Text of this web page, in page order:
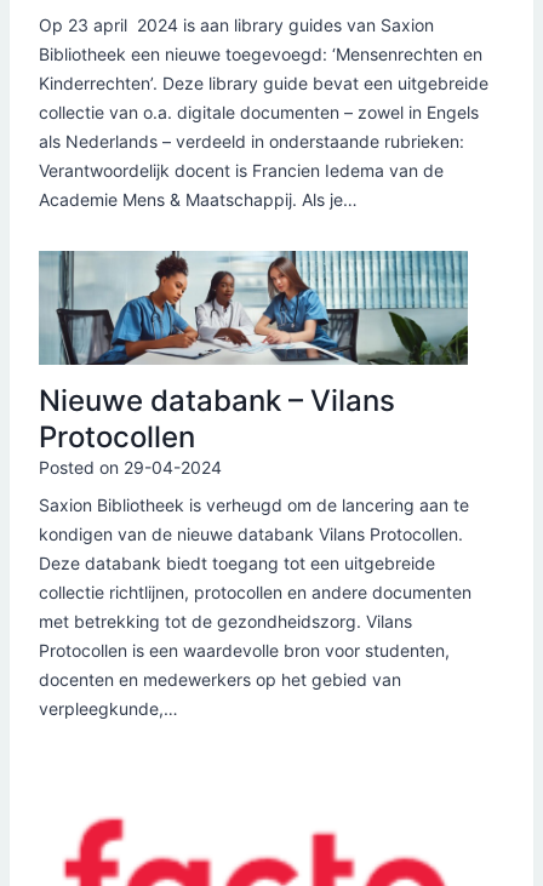
Op 23 april 2024 is aan library guides van Saxion
Bibliotheek een nieuwe toegevoegd: ‘Mensenrechten en
Kinderrechten’. Deze library guide bevat een uitgebreide
collectie van o.a. digitale documenten – zowel in Engels
als Nederlands – verdeeld in onderstaande rubrieken:
Verantwoordelijk docent is Francien Iedema van de
Academie Mens & Maatschappij. Als je…
Nieuwe databank – Vilans
Protocollen
Posted on 29-04-2024
Saxion Bibliotheek is verheugd om de lancering aan te
kondigen van de nieuwe databank Vilans Protocollen.
Deze databank biedt toegang tot een uitgebreide
collectie richtlijnen, protocollen en andere documenten
met betrekking tot de gezondheidszorg. Vilans
Protocollen is een waardevolle bron voor studenten,
docenten en medewerkers op het gebied van
verpleegkunde,…